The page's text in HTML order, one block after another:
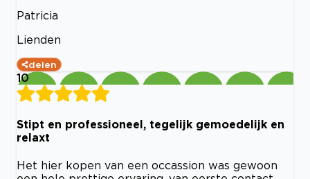
Patricia
Lienden
delen
10
Stipt en professioneel, tegelijk gemoedelijk en
relaxt
Het hier kopen van een occassion was gewoon